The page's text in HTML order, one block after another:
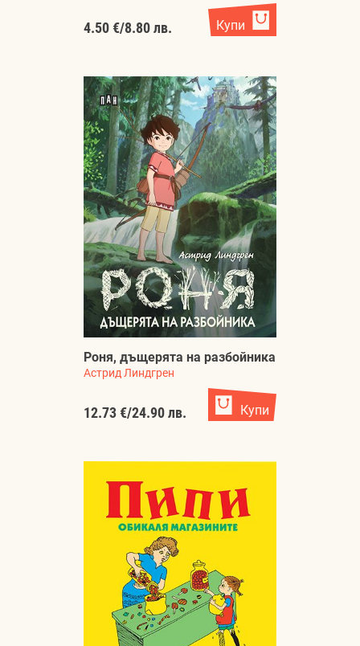
4.50 €/8.80 лв. Купи
Роня, дъщерята на разбойника
Астрид Линдгрен
12.73 €/24.90 лв. Купи